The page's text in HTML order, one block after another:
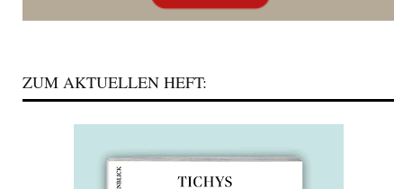
ZUM AKTUELLEN HEFT: